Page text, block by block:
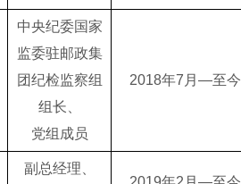
中央纪委国家
监委驻邮政集
团纪检监察组
组长、
党组成员
2018年7月—至今
副总经理、